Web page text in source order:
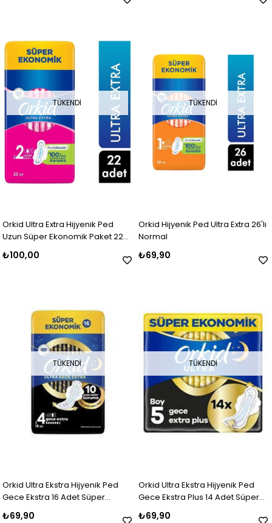
TÜKENDI
Orkid Ultra Extra Hijyenik Ped
Uzun Süper Ekonomik Paket 22
Ped
₺100,00
TÜKENDI
Orkid Hijyenik Ped Ultra Extra 26'lı
Normal
₺69,90
TÜKENDI
Orkid Ultra Ekstra Hijyenik Ped
Gece Ekstra 16 Adet Süper
Ekonomik Paket
₺69,90
TÜKENDI
Orkid Ultra Ekstra Hijyenik Ped
Gece Ekstra Plus 14 Adet Süper
Ekonomik Paket
₺69,90